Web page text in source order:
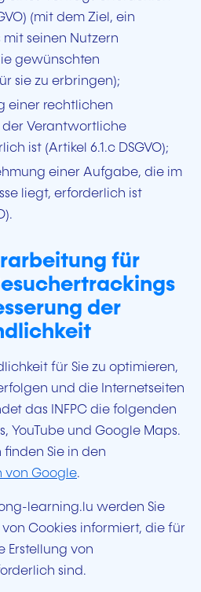
(mit dem Ziel, ein
seinen Nutzern
gewünschten
sie zu erbringen);
einer rechtlichen
Verantwortliche
ist (Artikel 6.1.c DSGVO);
einer Aufgabe, die im
liegt, erforderlich ist
für
der
für Sie zu optimieren,
und die Internetseiten
das INFPC die folgenden
YouTube und Google Maps.
Sie in den
von Google.
learning.lu werden Sie
Cookies informiert, die für
Erstellung von
sind.